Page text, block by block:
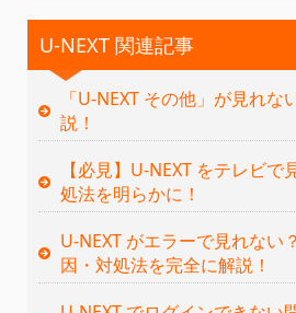
U-NEXT 関連記事
「U-NEXT その他」が見れ
説！
【必見】U-NEXT をテレビ
処法を明らかに！
U-NEXT がエラーで見れない
因・対処法を完全に解説！